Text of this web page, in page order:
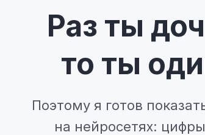
Раз ты
то ты
Поэтому я готов
на нейросетях: